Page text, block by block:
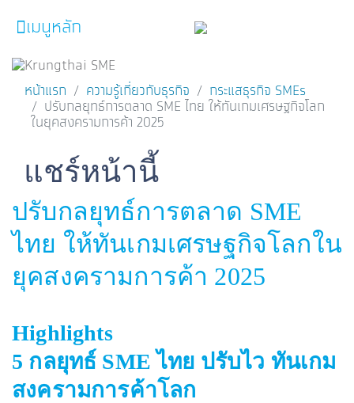
หน้าหลัก
ผลิตภัณฑ์และบริการ
ความรู้เกี่ยวกับธุรกิจ
SME Focus Magazine
คำนวณสินเชื่อเบื้องต้น
ค้นหาจุดบริการ
เมนูหลัก
หน้าแรก ความรู้เกี่ยวกับธุรกิจ
กระแสธุรกิจ SMEs
ปรับกลยุทธ์การตลาด SME ไทย ให้ทันเกมเศรษฐกิจโลก
ในยุคสงครามการค้า 2025
แชร์หน้านี้
Facebook
ปรับกลยุทธ์การตลาด SME
ไทย ให้ทันเกมเศรษฐกิจโลกใน
ยุคสงครามการค้า 2025
Highlights
5 กลยุทธ์ SME ไทย ปรับไว ทันเกม
สงครามการค้าโลก